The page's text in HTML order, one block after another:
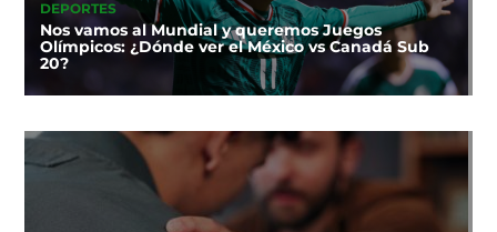
DEPORTES
Nos vamos al Mundial y queremos Juegos
Olímpicos: ¿Dónde ver el México vs Canadá Sub
20?